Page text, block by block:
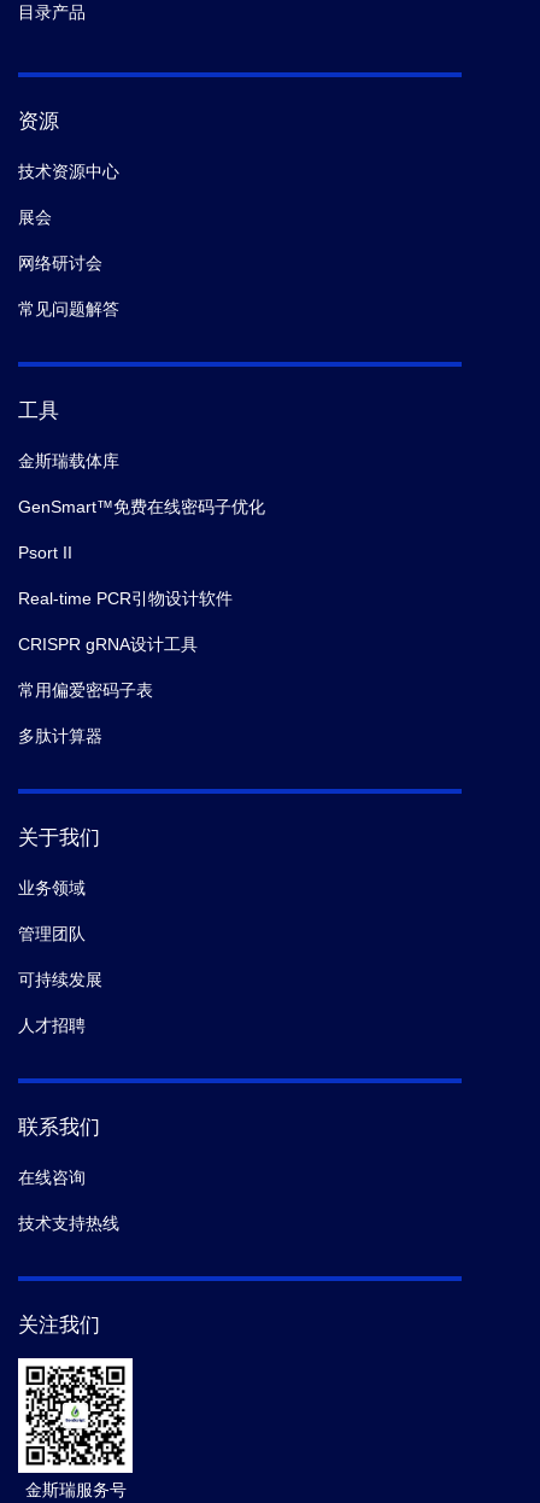
目录产品
资源
技术资源中心
展会
网络研讨会
常见问题解答
工具
金斯瑞载体库
GenSmart™免费在线密码子优化
Psort II
Real-time PCR引物设计软件
CRISPR gRNA设计工具
常用偏爱密码子表
多肽计算器
关于我们
业务领域
管理团队
可持续发展
人才招聘
联系我们
在线咨询
技术支持热线
关注我们
金斯瑞服务号